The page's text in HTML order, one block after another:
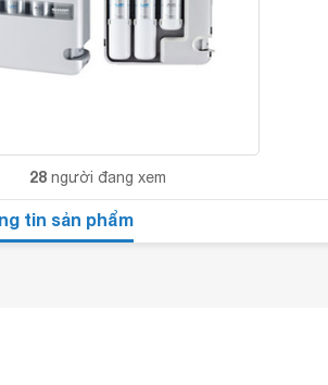
28 người đang xem
tin sản phẩm